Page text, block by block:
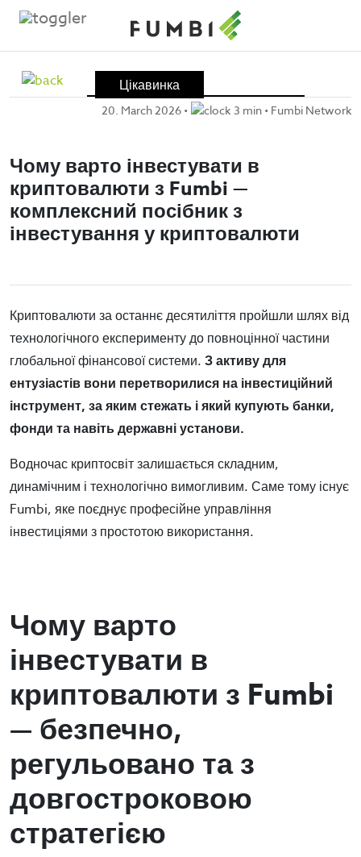
content
Цікавинка
20. March 2026 • 3 min • Fumbi Network
Чому варто інвестувати в
криптовалюти з Fumbi —
комплексний посібник з
інвестування у криптовалюти
Криптовалюти за останнє десятиліття пройшли шлях від
технологічного експерименту до повноцінної частини
глобальної фінансової системи. З активу для
ентузіастів вони перетворилися на інвестиційний
інструмент, за яким стежать і який купують банки,
фонди та навіть державні установи.
Водночас криптосвіт залишається складним,
динамічним і технологічно вимогливим. Саме тому існує
Fumbi, яке поєднує професійне управління
інвестиціями з простотою використання.
Чому варто
інвестувати в
криптовалюти з Fumbi
— безпечно,
регульовано та з
довгостроковою
стратегією